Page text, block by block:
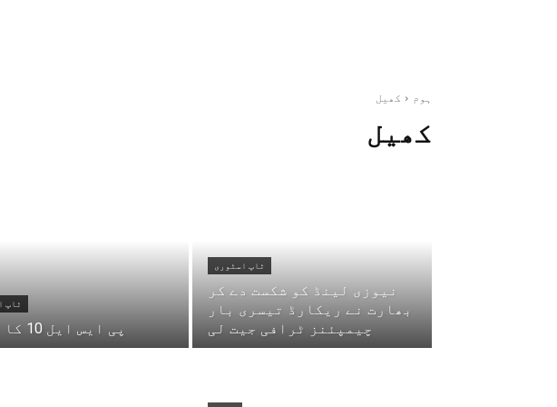
ہوم کھیل
کھیل
ٹاپ
پی ایس ایل 10 کا آغاز
ٹاپ اسٹوری
نیوزی لینڈ کو شکست دے کر
بھارت نے ریکارڈ تیسری بار
چیمپئنز ٹرافی جیت لی